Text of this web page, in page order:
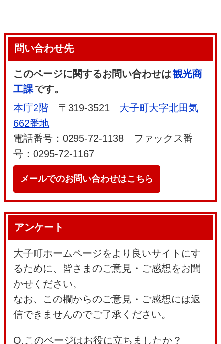
問い合わせ先
このページに関するお問い合わせは観光商
工課です。
本庁2階 〒319-3521 大子町大字北田気
662番地
電話番号：0295-72-1138 ファックス番
号：0295-72-1167
メールでのお問い合わせはこちら
アンケート
大子町ホームページをより良いサイトにす
るために、皆さまのご意見・ご感想をお聞
かせください。
なお、この欄からのご意見・ご感想には返
信できませんのでご了承ください。
Q.このページはお役に立ちましたか？